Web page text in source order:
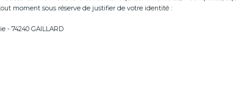
moment sous réserve de justifier de votre identité :
- 74240 GAILLARD